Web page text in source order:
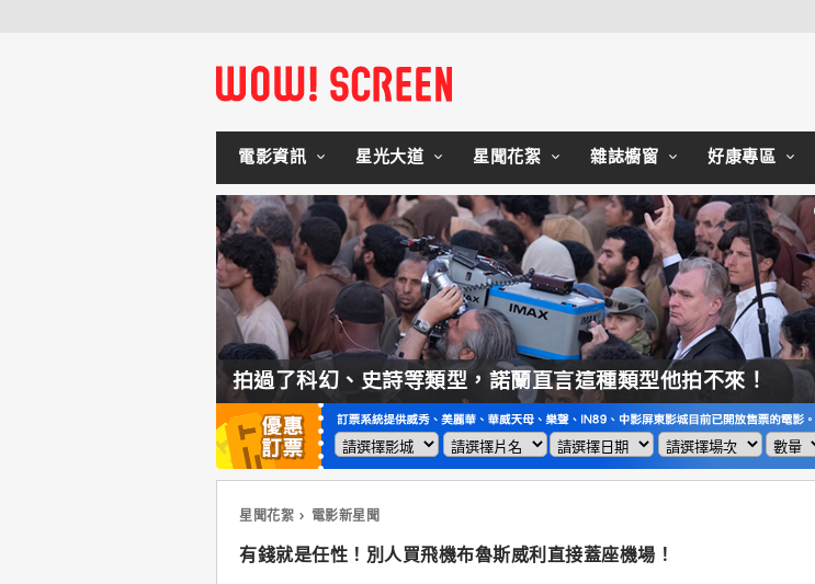
電影資訊 星光大道 星聞花絮 雜誌櫥窗 好康專區
等類型，諾蘭直言這種類型他拍不來！
星聞花絮 電影新星聞
有錢就是任性！別人買飛機布魯斯威利直接蓋座機場！